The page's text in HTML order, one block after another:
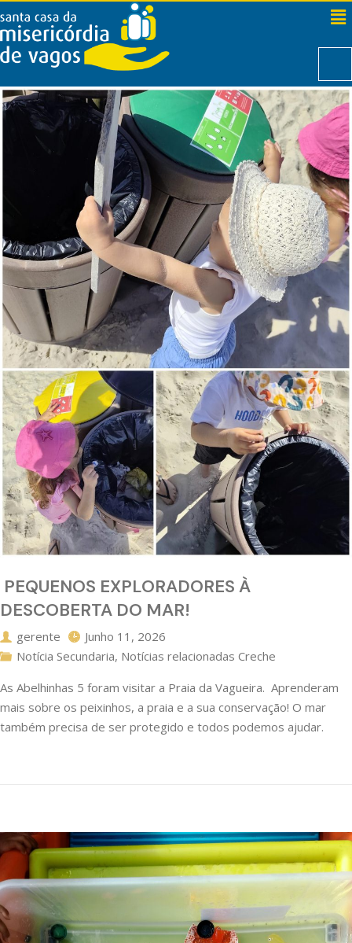
PEQUENOS EXPLORADORES À
DESCOBERTA DO MAR!
gerente
Junho 11, 2026
Notícia Secundaria, Notícias relacionadas Creche
As Abelhinhas 5 foram visitar a Praia da Vagueira. Aprenderam
mais sobre os peixinhos, a praia e a sua conservação! O mar
também precisa de ser protegido e todos podemos ajudar.